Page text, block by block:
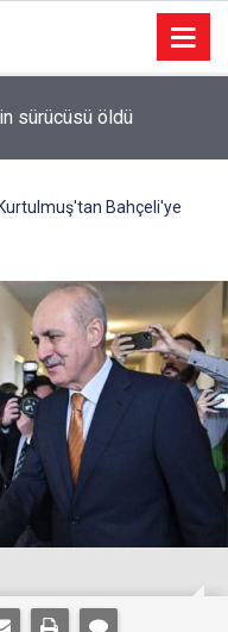
sürücüsü öldü
Bahçeli'ye